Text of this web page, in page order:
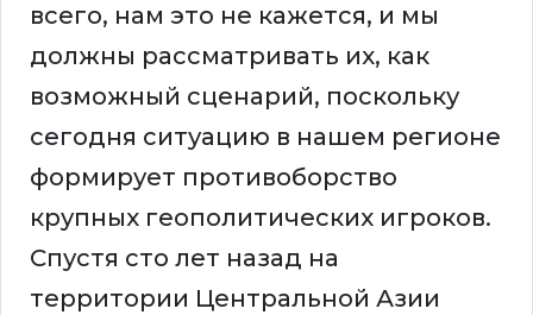
всего, нам это не кажется, и мы
должны рассматривать их, как
возможный сценарий, поскольку
сегодня ситуацию в нашем регионе
формирует противоборство
крупных геополитических игроков.
Спустя сто лет назад на
территории Центральной Азии